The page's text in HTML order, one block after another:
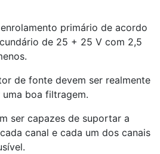
primário de acordo
de 25 + 25 V com 2,5
de fonte devem ser realmente
boa filtragem.
ser capazes de suportar a
canal e cada um dos canais